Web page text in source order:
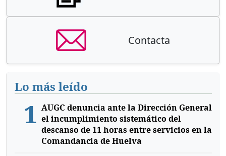
Contacta
Lo más leído
1 AUGC denuncia ante la Dirección General
el incumplimiento sistemático del
descanso de 11 horas entre servicios en la
Comandancia de Huelva